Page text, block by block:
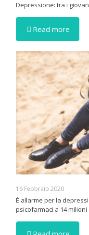
Depressione: tra i
Read more
16 Febbraio 2020
È allarme per la
psicofarmaci a 14 milioni